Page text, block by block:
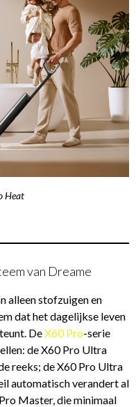
Heat
van Dreame
alleen stofzuigen en
dat het dagelijkse leven
DeX60 Pro-serie
de X60 Pro Ultra
reeks; de X60 Pro Ultra
automatisch verandert al
Master, die minimaal